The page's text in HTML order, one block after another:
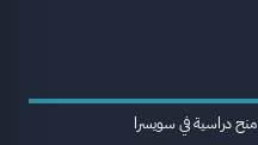
منح دراسية في سويسرا